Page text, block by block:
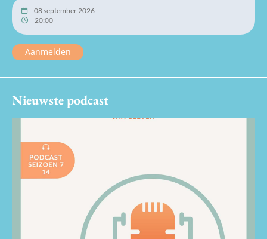
08 september 2026
20:00
Aanmelden
Nieuwste podcast